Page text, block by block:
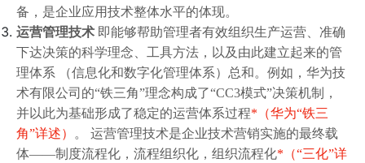
备，是企业应用技术整体水平的体现。
运营管理技术 即能够帮助管理者有效组织生产运营、准确
下达决策的科学理念、工具方法，以及由此建立起来的管
理体系 （信息化和数字化管理体系）总和。例如，华为技
术有限公司的“铁三角”理念构成了“CC3模式”决策机制，
并以此为基础形成了稳定的运营体系过程*（华为“铁三
角”详述） 。 运营管理技术是企业技术营销实施的最终载
体——制度流程化，流程组织化，组织流程化*（“三化”详